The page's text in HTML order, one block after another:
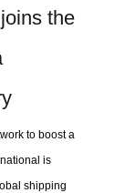
the
to boost a
is
shipping